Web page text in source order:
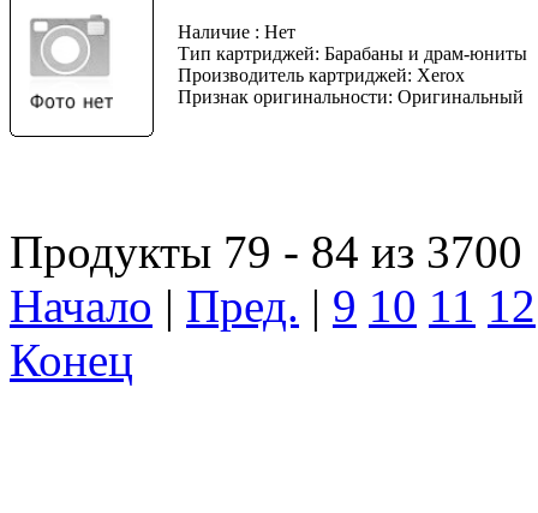
Наличие : Нет
Тип картриджей: Барабаны и драм-юниты
Производитель картриджей: Xerox
Признак оригинальности: Оригинальный
Продукты 79 - 84 из 3700
Начало | Пред. | 9 10 11 12
Конец